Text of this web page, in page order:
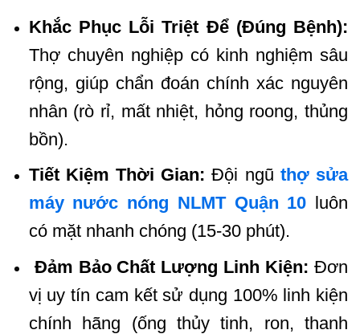
Khắc Phục Lỗi Triệt Để (Đúng Bệnh):
Thợ chuyên nghiệp có kinh nghiệm sâu
rộng, giúp chẩn đoán chính xác nguyên
nhân (rò rỉ, mất nhiệt, hỏng roong, thủng
bồn).
Tiết Kiệm Thời Gian: Đội ngũ thợ sửa
máy nước nóng NLMT Quận 10 luôn
có mặt nhanh chóng (15-30 phút).
Đảm Bảo Chất Lượng Linh Kiện: Đơn
vị uy tín cam kết sử dụng 100% linh kiện
chính hãng (ống thủy tinh, ron, thanh